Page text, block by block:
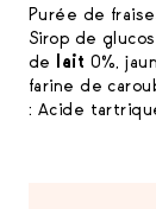
Purée de
Sirop de
de lait 0%,
farine de
: Acide